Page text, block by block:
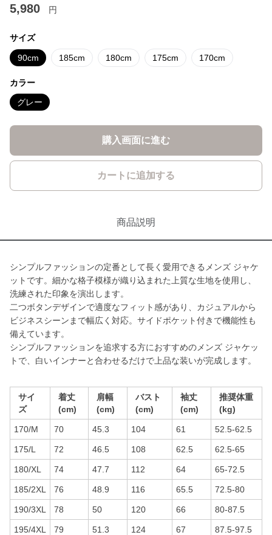
5,980 円
サイズ
90cm 185cm 180cm 175cm 170cm
カラー
グレー
購入画面に進む
カートに追加する
商品説明
シンプルファッションの定番として長く愛用できるメンズ ジャケ
ットです。細かな格子模様が織り込まれた上質な生地を使用し、
洗練された印象を演出します。
二つボタンデザインで適度なフィット感があり、カジュアルから
ビジネスシーンまで幅広く対応。サイドポケット付きで機能性も
備えています。
シンプルファッションを追求する方におすすめのメンズ ジャケッ
トで、白いインナーと合わせるだけで上品な装いが完成します。
サイ
ズ
着丈
(cm)
肩幅
(cm)
バスト
(cm)
袖丈
(cm)
推奨体重
(kg)
170/M 70 45.3 104 61 52.5-62.5
175/L 72 46.5 108 62.5 62.5-65
180/XL 74 47.7 112 64 65-72.5
185/2XL 76 48.9 116 65.5 72.5-80
190/3XL 78 50 120 66 80-87.5
195/4XL 79 51.3 124 67 87.5-97.5